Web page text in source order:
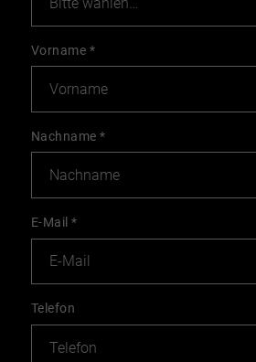
Vorname *
Nachname*
E-Mail*
Telefon